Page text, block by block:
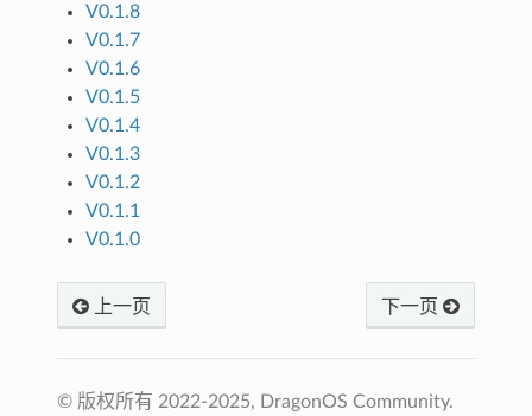
V0.1.8
V0.1.7
V0.1.6
V0.1.5
V0.1.4
V0.1.3
V0.1.2
V0.1.1
V0.1.0
上一页 下一页
© 版权所有 2022-2025, DragonOS Community.